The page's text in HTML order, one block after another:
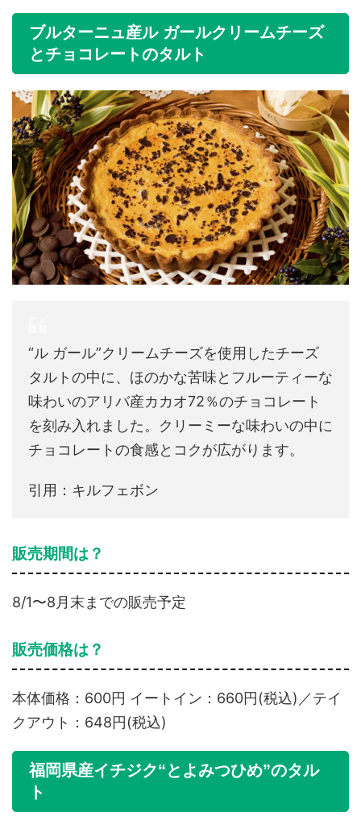
ブルターニュ産ル ガールクリームチーズ
とチョコレートのタルト
“ル ガール”クリームチーズを使用したチーズ
タルトの中に、ほのかな苦味とフルーティーな
味わいのアリバ産カカオ72％のチョコレート
を刻み入れました。クリーミーな味わいの中に
チョコレートの食感とコクが広がります。
引用：キルフェボン
販売期間は？
8/1〜8月末までの販売予定
販売価格は？
本体価格：600円 イートイン：660円(税込)／テイ
クアウト：648円(税込)
福岡県産イチジク“とよみつひめ”のタル
ト